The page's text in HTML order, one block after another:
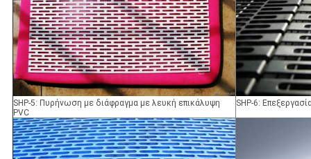
SHP-5: Πυρήνωση με διάφραγμα με λευκή επικάλυψη
PVC
SHP-6: